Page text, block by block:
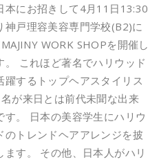
本にお招きして4月11日13:30
神戸理容美容専門学校(B2)に
WORK SHOPを開催し
。 これほど著名でハリウッド
躍するトップヘアスタイリス
名が来日とは前代未聞な出来
す。 日本の美容学生にハリウ
のトレンドヘアアレンジを披
ます。 その他、日本人がハリ